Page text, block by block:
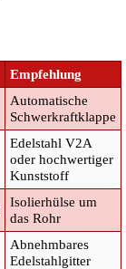
Empfehlung
Automatische
Schwerkraftklappe
Edelstahl V2A
oder hochwertiger
Kunststoff
Isolierhülse um
das Rohr
Abnehmbares
Edelstahlgitter